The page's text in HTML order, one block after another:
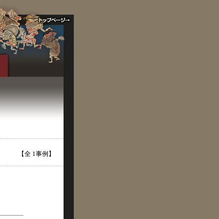
【全 1事例】